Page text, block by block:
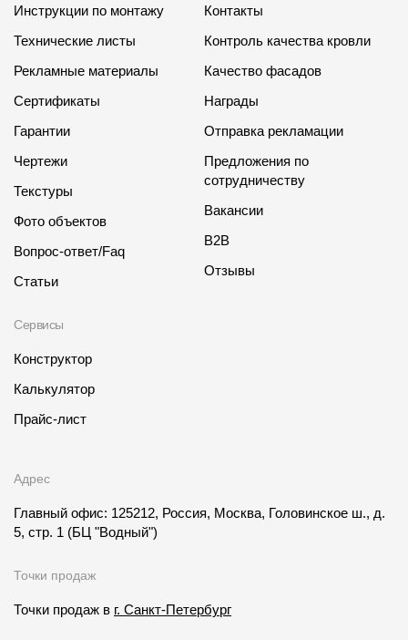
Инструкции по монтажу
Технические листы
Рекламные материалы
Сертификаты
Гарантии
Чертежи
Текстуры
Фото объектов
Вопрос-ответ/Faq
Статьи
Сервисы
Конструктор
Калькулятор
Прайс-лист
Контакты
Контроль качества кровли
Качество фасадов
Награды
Отправка рекламации
Предложения по
сотрудничеству
Вакансии
B2B
Отзывы
Адрес
Главный офис: 125212, Россия, Москва, Головинское ш., д.
5, стр. 1 (БЦ "Водный")
Точки продаж
Точки продаж в г. Санкт-Петербург